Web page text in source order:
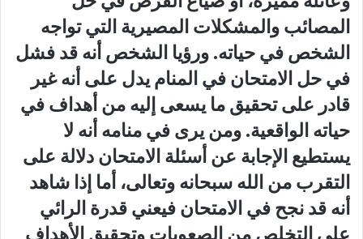
المصائب والمشكلات المصيرية التي تواجه
الشخص في حياته. ورؤيا الشخص أنه قد فشل
في حل الامتحان في المنام يدل على أنه غير
قادر على تحقيق ما يسعى إليه من أهداف في
حياته الواقعية. ومن يرى في منامه أنه لا
يستطيع الإجابة عن أسئلة الامتحان دلالة على
التقرب من الله سبحانه وتعالى، أما إذا شاهد
أنه قد نجح في الامتحان فيعني قدرة الرائي